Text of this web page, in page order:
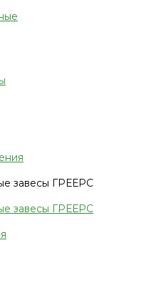
завесы ГРЕЕРС
завесы ГРЕЕРС